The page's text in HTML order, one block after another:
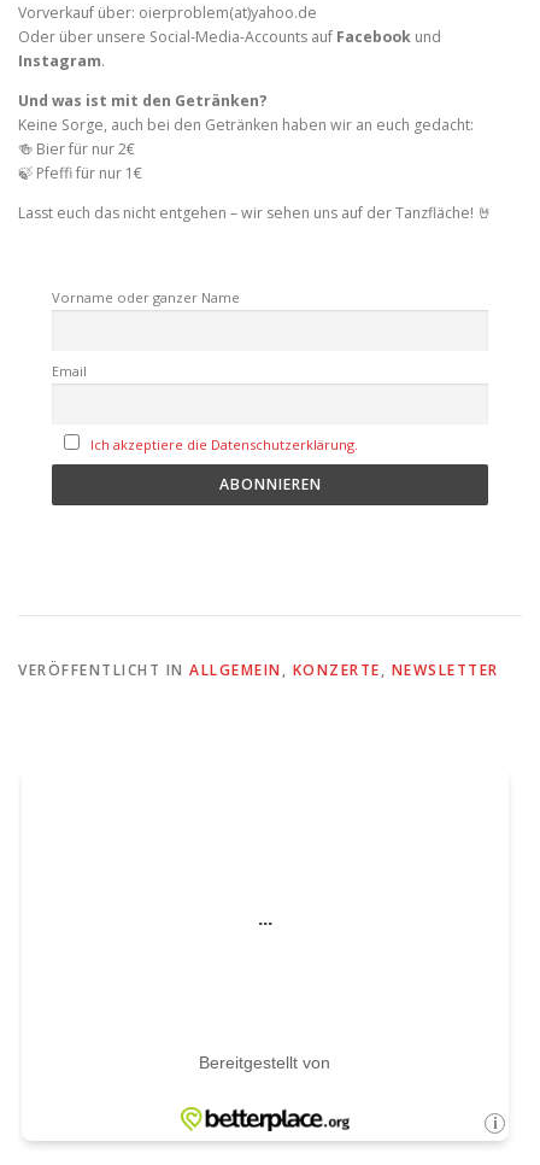
Vorverkauf über: oierproblem(at)yahoo.de
Oder über unsere Social-Media-Accounts auf Facebook und
Instagram.
Und was ist mit den Getränken?
Keine Sorge, auch bei den Getränken haben wir an euch gedacht:
🍻 Bier für nur 2€
🍃 Pfeffi für nur 1€
Lasst euch das nicht entgehen – wir sehen uns auf der Tanzfläche! 🤘
Vorname oder ganzer Name
Email
Ich akzeptiere die Datenschutzerklärung.
VERÖFFENTLICHT IN ALLGEMEIN , KONZERTE, NEWSLETTER